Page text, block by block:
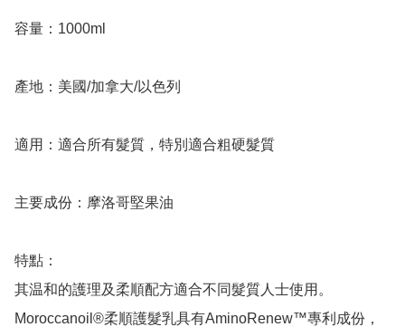
容量：1000ml
產地：美國/加拿大/以色列
適用：適合所有髮質，特別適合粗硬髮質
主要成份：摩洛哥堅果油
特點：
其温和的護理及柔順配方適合不同髮質人士使用。
Moroccanoil®柔順護髮乳具有AminoRenew™專利成份，